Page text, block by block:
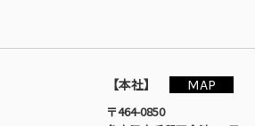
【本社】
MAP
〒464-0850